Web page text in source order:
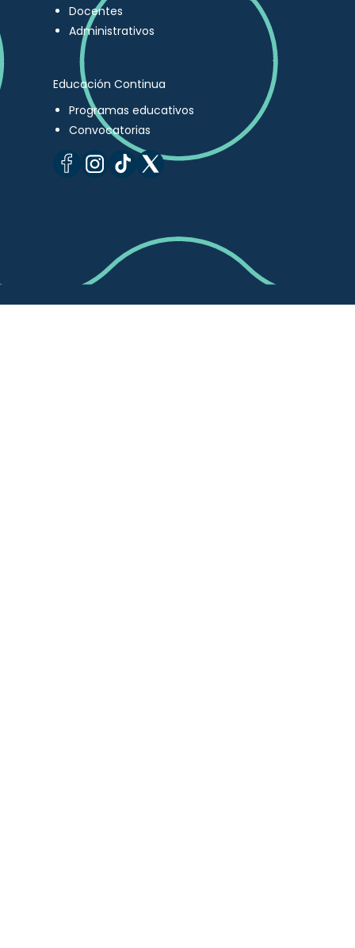
Docentes
Administrativos
Educación Continua
Programas educativos
Convocatorias